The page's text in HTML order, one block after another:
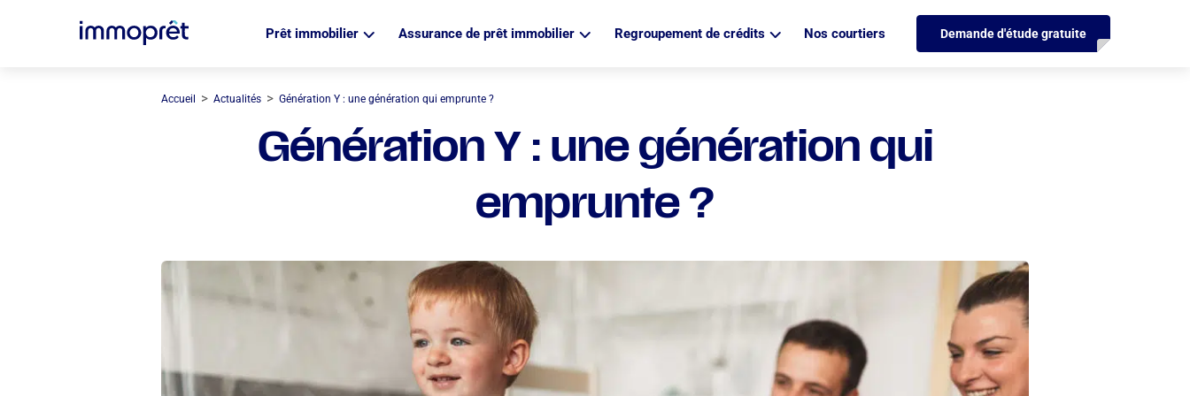
Prêt immobilier Assurance de prêt immobilier Regroupement de crédits Nos courtiers Demande d'étude gratuite
Accueil > Actualités > Génération Y : une génération qui emprunte ?
Génération Y : une génération qui
emprunte ?